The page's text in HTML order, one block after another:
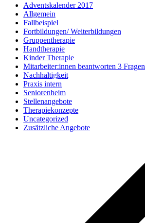
Adventskalender 2017
Allgemein
Fallbeispiel
Fortbildungen/ Weiterbildungen
Gruppentherapie
Handtherapie
Kinder Therapie
Mitarbeiter:innen beantworten 3 Fragen
Nachhaltigkeit
Praxis intern
Seniorenheim
Stellenangebote
Therapiekonzepte
Uncategorized
Zusätzliche Angebote